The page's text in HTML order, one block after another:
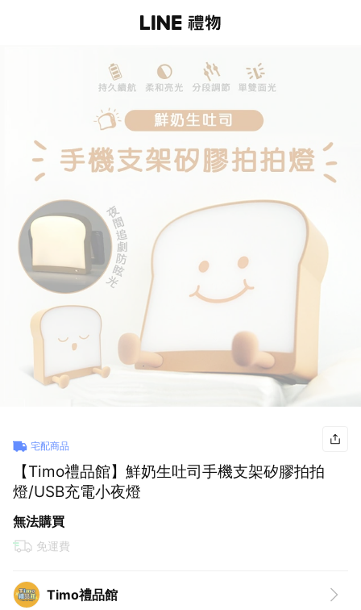
宅配商品
【Timo禮品館】鮮奶生吐司手機支架矽膠拍拍
燈/USB充電小夜燈
無法購買
免運費
Timo禮品館